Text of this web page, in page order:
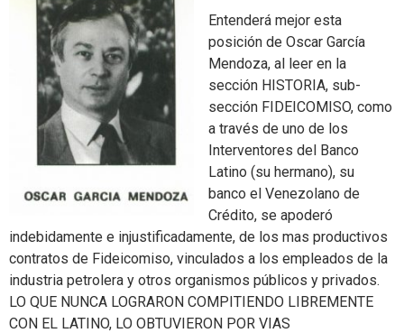
Entenderá mejor esta
posición de Oscar García
Mendoza, al leer en la
sección HISTORIA, sub-
sección FIDEICOMISO, como
a través de uno de los
Interventores del Banco
Latino (su hermano), su
banco el Venezolano de
Crédito, se apoderó
indebidamente e injustificadamente, de los mas productivos
contratos de Fideicomiso, vinculados a los empleados de la
industria petrolera y otros organismos públicos y privados.
LO QUE NUNCA LOGRARON COMPITIENDO LIBREMENTE
CON EL LATINO, LO OBTUVIERON POR VIAS